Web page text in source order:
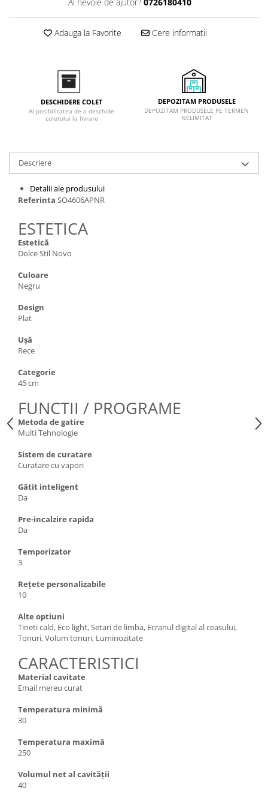
Plite cu hota integrata
Adauga la Favorite Cere informatii
DESCHIDERE COLET
Ai posibilitatea de a deschide
coletului la livrare
DEPOZITAM PRODUSELE
DEPOZITAM PRODUSELE PE TERMEN
NELIMITAT
Descriere
Detalii ale produsului
Referinta SO4606APNR
ESTETICA
Estetică
Dolce Stil Novo
Culoare
Negru
Design
Plat
Uşă
Rece
Categorie
45 cm
FUNCTII / PROGRAME
Metoda de gatire
Multi Tehnologie
Sistem de curatare
Curatare cu vapori
Gătit inteligent
Da
Pre-incalzire rapida
Da
Temporizator
3
Rețete personalizabile
10
Alte optiuni
Tineti cald, Eco light, Setari de limba, Ecranul digital al ceasului,
Tonuri, Volum tonuri, Luminozitate
CARACTERISTICI
Material cavitate
Email mereu curat
Temperatura minimă
30
Temperatura maximă
250
Volumul net al cavității
40